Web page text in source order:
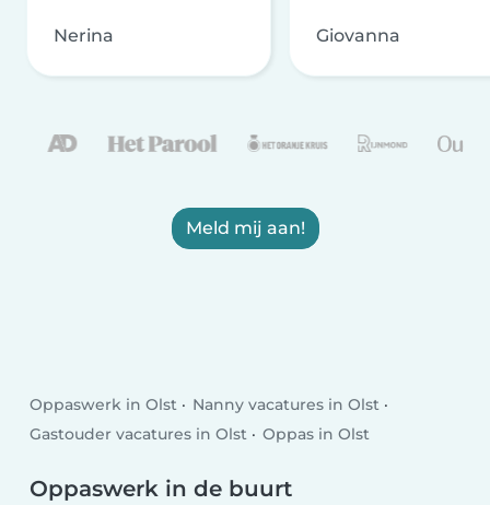
Nerina Giovanna
Meld mij aan!
Oppaswerk in Olst
Nanny vacatures in Olst
Gastouder vacatures in Olst
Oppas in Olst
Oppaswerk in de buurt